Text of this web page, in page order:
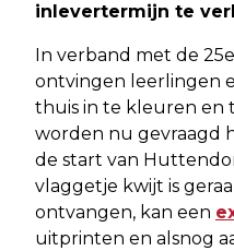
inlevertermijn te
In verband met de
ontvingen leerlingen
thuis in te kleuren en
worden nu gevraagd
de start van
vlaggetje kwijt is
ontvangen, kan een
uitprinten en alsnog